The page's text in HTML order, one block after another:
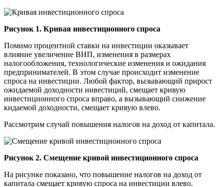
Рисунок 1. Кривая инвестиционного спроса
Помимо процентной ставки на инвестиции оказывает
влияние увеличение ВНП, изменения в размерах
налогообложения, технологические изменения и ожидания
предпринимателей. В этом случае происходит изменение
спроса на инвестиции. Любой фактор, вызывающий прирост
ожидаемой доходности инвестиций, смещает кривую
инвестиционного спроса вправо, а вызывающий снижение
кидаемой доходности, смещает кривую влево.
Рассмотрим случай повышения налогов на доход от капитала.
Рисунок 2. Смещение кривой инвестиционного спроса
На рисунке показано, что повышение налогов на доход от
капитала смещает кривую спроса на инвестиции влево.